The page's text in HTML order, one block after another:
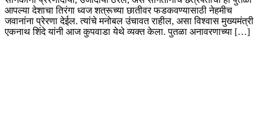
आपल्या देशाचा तिरंगा ध्वज शत्रूच्या छातीवर फडकवण्यासाठी नेहमीच
जवानांना प्रेरणा देईल. त्यांचे मनोबल उंचावत राहील, असा विश्वास मुख्यमंत्री
एकनाथ शिंदे यांनी आज कुपवाडा येथे व्यक्त केला. पुतळा अनावरणाच्या […]